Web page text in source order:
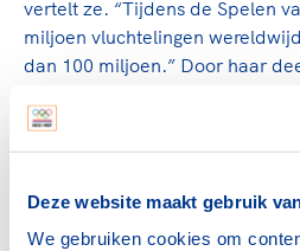
Deze website maakt gebruik
We gebruiken cookies om
vertelt ze. “Tijdens de Spelen
miljoen vluchtelingen
dan 100 miljoen.” Door haar
benadrukt de belangrijke rol
vluchtelingen en hoe het een
"Sport is een prachtig middel
vertegenwoordigen. Er zijn